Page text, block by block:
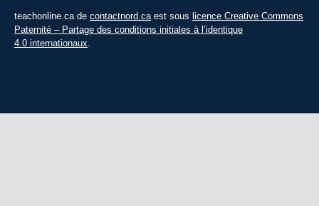
teachonline.ca de contactnord.ca est sous licence Creative Commons
Paternité – Partage des conditions initiales à l’identique
4.0 internationaux